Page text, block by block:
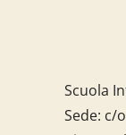
Scuola
Sede: c/